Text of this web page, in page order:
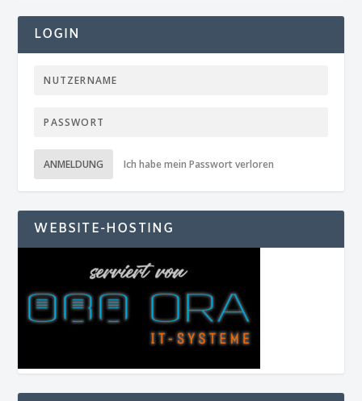
LOGIN
ANMELDUNG Ich habe mein Passwort verloren
WEBSITE-HOSTING